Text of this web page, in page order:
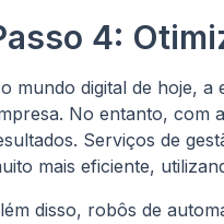
4:
mundo digital de hoje, a
No entanto, com
Serviços de
mais eficiente,
disso, robôs de